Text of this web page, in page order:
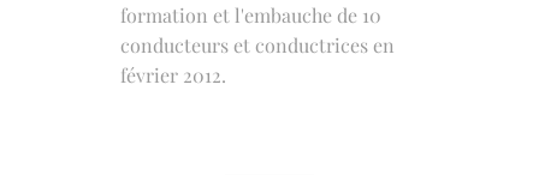
formation et l'embauche de 10
conducteurs et conductrices en
février 2012.